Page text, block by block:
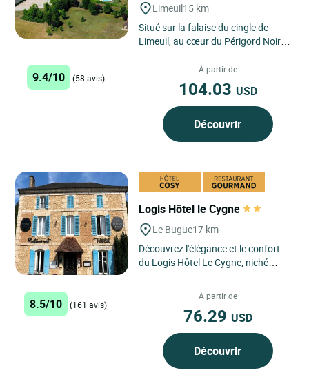
Limeuil15 km
Situé sur la falaise du cingle de
Limeuil, au cœur du Périgord Noir
plus beaux villages...
9.4/10 (58 avis)
À partir de
104.03 USD
Découvrir
Logis Hôtel le Cygne
Le Bugue17 km
Découvrez l'élégance et le confort
du Logis Hôtel Le Cygne, niché
Bugue, au cœur du...
8.5/10 (161 avis)
À partir de
76.29 USD
Découvrir